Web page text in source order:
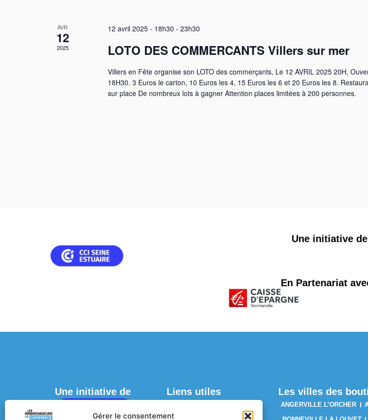
Gérer le consentement
AVR
12
2025
12 avril 2025 - 18h30 - 23h30
LOTO DES COMMERCANTS Villers sur mer
Villers en Fête organise son LOTO des commerçants, Le 12 AVRIL 2025 20H,
18H30. 3 Euros le carton, 10 Euros les 4, 15 Euros les 6 et 20 Euros les 8.
sur place De nombreux lots à gagner Attention places limitées à 200 personnes.
Une initiative de
En Partenariat
Une initiative de Liens utiles Les villes des
ANGERVILLE L’ORCHER